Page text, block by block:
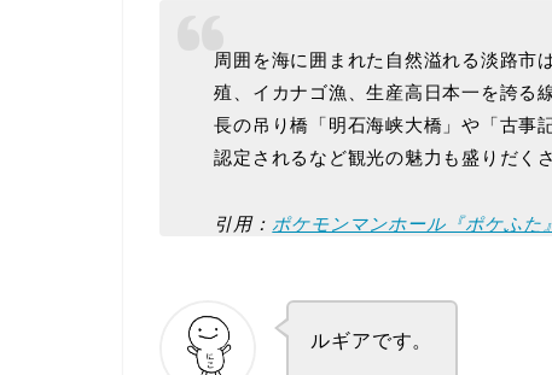
周囲を海に囲まれた自然溢れる淡路市
殖、イカナゴ漁、生産高日本一を誇る
長の吊り橋「明石海峡大橋」や「古事
認定されるなど観光の魅力も盛りだく
引用： ポケモンマンホール『ポケふた』
ルギアです。